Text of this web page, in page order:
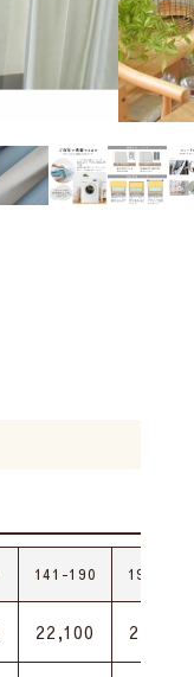
141-190 191-240
22,100 25,400